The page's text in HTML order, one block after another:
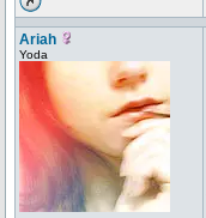
Ariah
Yoda